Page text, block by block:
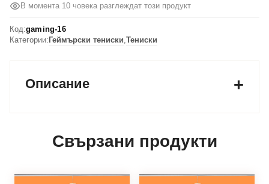
В момента 10 човека разглеждат този продукт
Код:gaming-16
Категории: Геймърски тениски Тениски
Описание
Свързани продукти